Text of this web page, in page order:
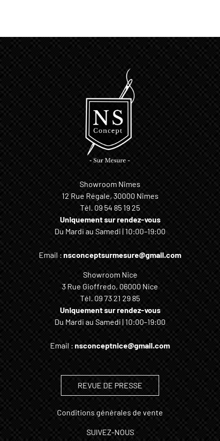
Showroom Nîmes
12 Rue Régale, 30000 Nîmes
Tél. 09 54 85 19 25
Uniquement sur rendez-vous
Du Mardi au Samedi | 10:00–19:00
Email : nsconceptsurmesure@gmail.com
Showroom Nice
3 Rue Gioffredo, 06000 Nice
Tél. 09 73 21 29 85
Uniquement sur rendez-vous
Du Mardi au Samedi | 10:00–19:00
Email : nsconceptnice@gmail.com
REVUE DE PRESSE
Conditions générales de vente
SUIVEZ-NOUS